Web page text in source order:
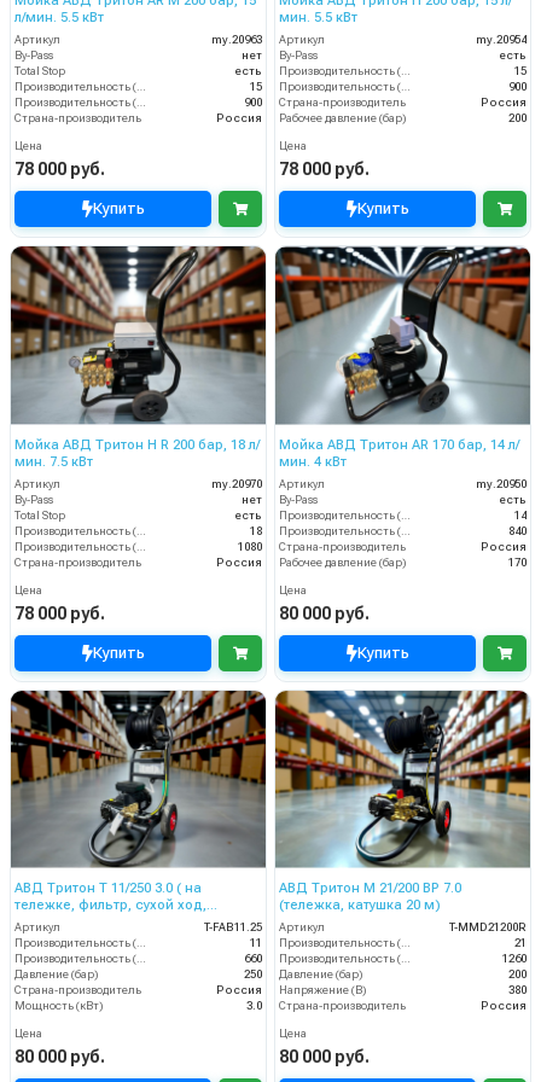
л/мин. 5.5 кВт
Артикул
my.20963
By-Pass
нет
Total Stop
есть
15
900
Страна-производитель
Россия
Цена
78 000 руб.
Купить
мин. 5.5 кВт
Артикул
my.20954
By-Pass
есть
15
900
Страна-производитель
Россия
Рабочее давление (бар)
200
Цена
78 000 руб.
Купить
Мойка АВД Тритон H R 200 бар, 18 л/
мин. 7.5 кВт
Артикул
my.20970
By-Pass
нет
Total Stop
есть
18
1080
Страна-производитель
Россия
Цена
78 000 руб.
Купить
Мойка АВД Тритон AR 170 бар, 14 л/
мин. 4 кВт
Артикул
my.20950
By-Pass
есть
14
840
Страна-производитель
Россия
Рабочее давление (бар)
170
Цена
80 000 руб.
Купить
АВД Тритон T 11/250 3.0 ( на
тележке, фильтр, сухой ход,
электрика с теплозащитой,
катушкой)
Артикул
T-FAB11.25
Производительность (л/мин)
11
Производительность (л/ч)
660
Давление (бар)
250
Страна-производитель
Россия
Мощность (кВт)
3.0
Цена
80 000 руб.
АВД Тритон М 21/200 ВР 7.0
(тележка, катушка 20 м)
Артикул
T-MMD21200R
Производительность (л/мин)
21
Производительность (л/ч)
1260
Давление (бар)
200
Напряжение (В)
380
Страна-производитель
Россия
Цена
80 000 руб.